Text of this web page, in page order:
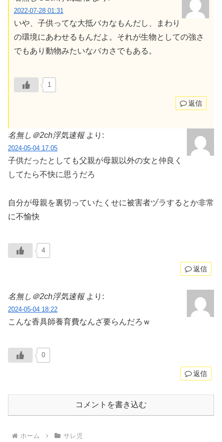
2022-07-28 01:31
いや、子供ってな大抵バカなもんだし、まわり
の環境にあわせるもんだよ。それが生物としての強さ
でもあり動物みたいなバカさでもある。
1
返信
名無し＠2ch浮気速報 より:
2024-05-04 17:05
子供だったとしても父親が母親以外の女と仲良く
してたら不快に思うだろ
自分が母親を裏切っていたくせに被害者ヅラするとか非常
に不愉快
4
返信
名無し＠2ch浮気速報 より:
2024-05-04 18:22
こんな香具師養育費なんざ要らんだろｗ
0
返信
コメントを書き込む
ホーム サレ児